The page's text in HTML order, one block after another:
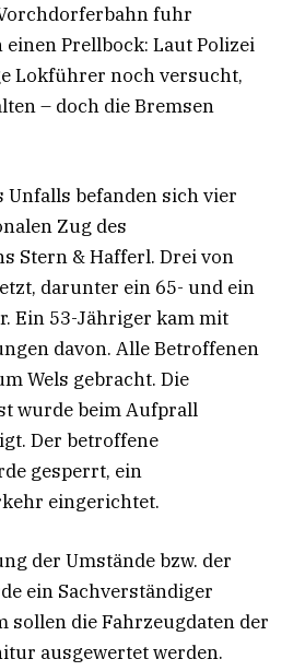
fuhr
Prellbock: Laut Polizei
Lokführer noch versucht,
– doch die Bremsen
Unfalls befanden sich vier
Zug des
Stern & Hafferl. Drei von
darunter ein 65- und ein
Ein 53-Jähriger kam mit
davon. Alle Betroffenen
Wels gebracht. Die
wurde beim Aufprall
Der betroffene
gesperrt, ein
eingerichtet.
der Umstände bzw. der
ein Sachverständiger
sollen die Fahrzeugdaten der
ausgewertet werden.